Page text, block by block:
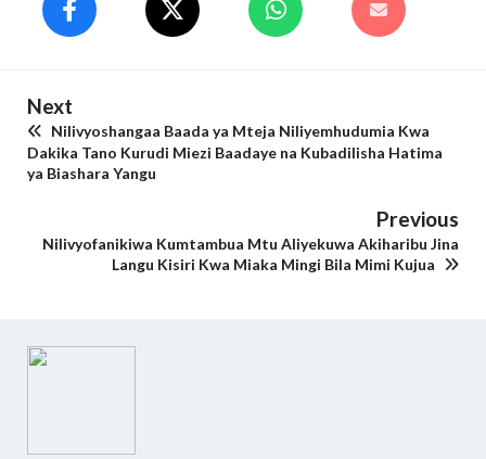
Next
Nilivyoshangaa Baada ya Mteja Niliyemhudumia Kwa
Dakika Tano Kurudi Miezi Baadaye na Kubadilisha Hatima
ya Biashara Yangu
Previous
Nilivyofanikiwa Kumtambua Mtu Aliyekuwa Akiharibu Jina
Langu Kisiri Kwa Miaka Mingi Bila Mimi Kujua